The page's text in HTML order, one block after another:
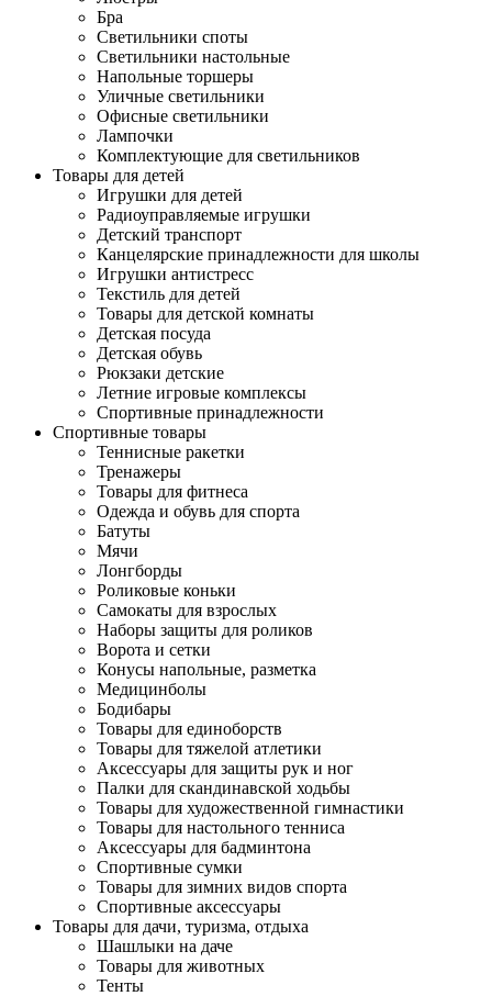
Бра
Светильники споты
Светильники настольные
Напольные торшеры
Уличные светильники
Офисные светильники
Лампочки
Комплектующие для светильников
Товары для детей
Игрушки для детей
Радиоуправляемые игрушки
Детский транспорт
Канцелярские принадлежности для школы
Игрушки антистресс
Текстиль для детей
Товары для детской комнаты
Детская посуда
Детская обувь
Рюкзаки детские
Летние игровые комплексы
Спортивные принадлежности
Спортивные товары
Теннисные ракетки
Тренажеры
Товары для фитнеса
Одежда и обувь для спорта
Батуты
Мячи
Лонгборды
Роликовые коньки
Самокаты для взрослых
Наборы защиты для роликов
Ворота и сетки
Конусы напольные, разметка
Медицинболы
Бодибары
Товары для единоборств
Товары для тяжелой атлетики
Аксессуары для защиты рук и ног
Палки для скандинавской ходьбы
Товары для художественной гимнастики
Товары для настольного тенниса
Аксессуары для бадминтона
Спортивные сумки
Товары для зимних видов спорта
Спортивные аксессуары
Товары для дачи, туризма, отдыха
Шашлыки на даче
Товары для животных
Тенты